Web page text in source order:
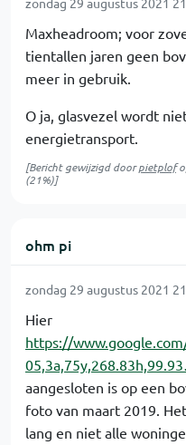
Maxheadroom; voor
tientallen jaren geen
meer in gebruik.
O ja, glasvezel wordt
energietransport.
[Bericht gewijzigd doorpietplof
(21%)]
ohm pi
zondag 29 augustus 2021
Hier
https://
aangesloten is op een
foto van maart 2019.
lang en niet alle